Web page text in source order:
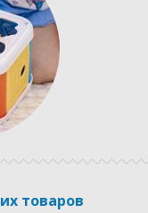
товаров